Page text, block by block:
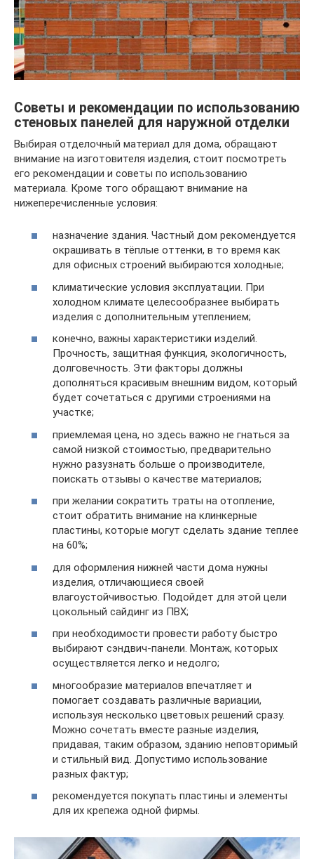
Советы и рекомендации по использованию
стеновых панелей для наружной отделки
Выбирая отделочный материал для дома, обращают
внимание на изготовителя изделия, стоит посмотреть
его рекомендации и советы по использованию
материала. Кроме того обращают внимание на
нижеперечисленные условия:
назначение здания. Частный дом рекомендуется
окрашивать в тёплые оттенки, в то время как
для офисных строений выбираются холодные;
климатические условия эксплуатации. При
холодном климате целесообразнее выбирать
изделия с дополнительным утеплением;
конечно, важны характеристики изделий.
Прочность, защитная функция, экологичность,
долговечность. Эти факторы должны
дополняться красивым внешним видом, который
будет сочетаться с другими строениями на
участке;
приемлемая цена, но здесь важно не гнаться за
самой низкой стоимостью, предварительно
нужно разузнать больше о производителе,
поискать отзывы о качестве материалов;
при желании сократить траты на отопление,
стоит обратить внимание на клинкерные
пластины, которые могут сделать здание теплее
на 60%;
для оформления нижней части дома нужны
изделия, отличающиеся своей
влагоустойчивостью. Подойдет для этой цели
цокольный сайдинг из ПВХ;
при необходимости провести работу быстро
выбирают сэндвич-панели. Монтаж, которых
осуществляется легко и недолго;
многообразие материалов впечатляет и
помогает создавать различные вариации,
используя несколько цветовых решений сразу.
Можно сочетать вместе разные изделия,
придавая, таким образом, зданию неповторимый
и стильный вид. Допустимо использование
разных фактур;
рекомендуется покупать пластины и элементы
для их крепежа одной фирмы.